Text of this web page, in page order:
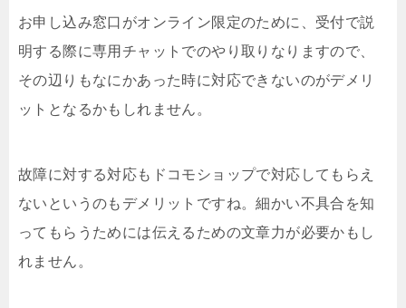
お申し込み窓口がオンライン限定のために、受付で説
明する際に専用チャットでのやり取りなりますので、
その辺りもなにかあった時に対応できないのがデメリ
ットとなるかもしれません。
故障に対する対応もドコモショップで対応してもらえ
ないというのもデメリットですね。細かい不具合を知
ってもらうためには伝えるための文章力が必要かもし
れません。